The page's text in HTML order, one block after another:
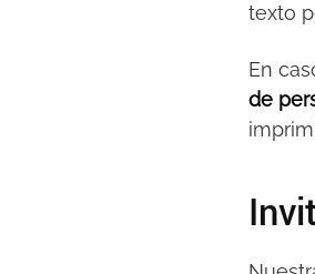
texto
En
de